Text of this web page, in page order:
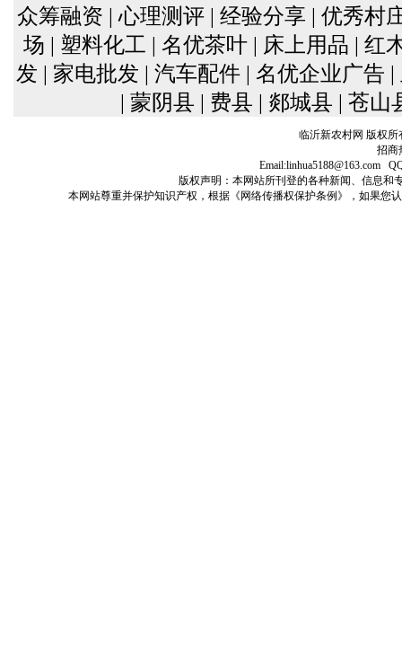
众筹融资 | 心理测评 | 经验分享 | 优秀村
场 | 塑料化工 | 名优茶叶 | 床上用品 | 红
发 | 家电批发 | 汽车配件 | 名优企业广告 |
| 蒙阴县 | 费县 | 郯城县 | 苍山
临沂新农村网 版权所
招商
Email:linhua5188@163.com
版权声明：本网站所刊登的各种新闻、信息和
本网站尊重并保护知识产权，根据《网络传播权保护条例》，如果您